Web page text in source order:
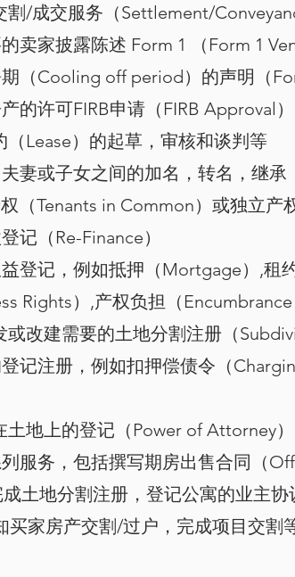
/成交服务（Settlement/
卖家披露陈述 Form 1 （Form 1
（Cooling off period）的声明（
的许可FIRB申请（FIRB Approval）
Lease）的起草，审核和谈判等
妻或子女之间的加名，转名，继
（Tenants in Common）或独立
记（Re-Finance）
登记，例如抵押（Mortgage）,租
Rights）,产权负担（
改建需要的土地分割注册（
记注册，例如扣押偿债令（
地上的登记（Power of Attorney）
服务，包括撰写期房出售合同（
土地分割注册，登记公寓的业主
买家房产交割/过户，完成项目交割